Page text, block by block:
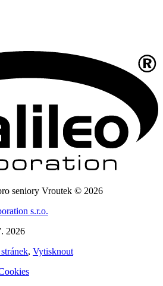
seniory Vroutek © 2026
s.r.o.
2026
, Vytisknout